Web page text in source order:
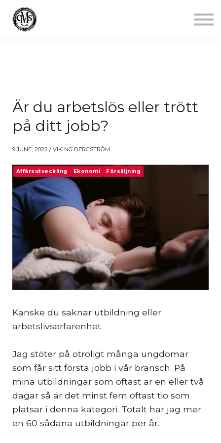
Är du arbetslös eller trött
på ditt jobb?
9 JUNE, 2022 / VIKING BERGSTRÖM
Affärsutveckling Ekonomi Försäljning
Kanske du saknar utbildning eller
arbetslivserfarenhet.
Jag stöter på otroligt många ungdomar
som får sitt första jobb i vår bransch. På
mina utbildningar som oftast är en eller två
dagar så är det minst fem oftast tio som
platsar i denna kategori. Totalt har jag mer
en 60 sådana utbildningar per år.